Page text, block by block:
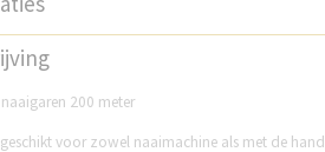
200 meter
voor zowel naaimachine als met de hand